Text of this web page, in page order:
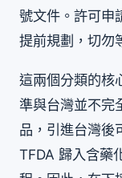
號文件。許可申
提前規劃，切勿
這兩個分類的核
準與台灣並不完
品，引進台灣後
TFDA 歸入含藥